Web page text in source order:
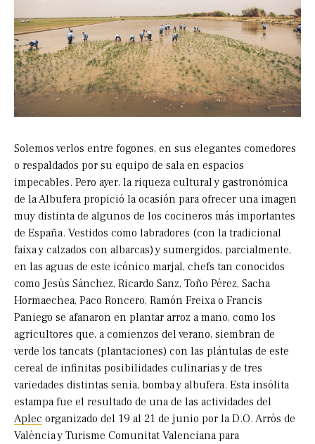
Solemos verlos entre fogones, en sus elegantes comedores
o respaldados por su equipo de sala en espacios
impecables. Pero ayer, la riqueza cultural y gastronómica
de la Albufera propició la ocasión para ofrecer una imagen
muy distinta de algunos de los cocineros más importantes
de España. Vestidos como labradores (con la tradicional
faixa y calzados con albarcas) y sumergidos, parcialmente,
en las aguas de este icónico marjal, chefs tan conocidos
como Jesús Sánchez, Ricardo Sanz, Toño Pérez, Sacha
Hormaechea, Paco Roncero, Ramón Freixa o Francis
Paniego se afanaron en plantar arroz a mano, como los
agricultores que, a comienzos del verano, siembran de
verde los tancats (plantaciones) con las plántulas de este
cereal de infinitas posibilidades culinarias y de tres
variedades distintas senia, bomba y albufera. Esta insólita
estampa fue el resultado de una de las actividades del
Aplec organizado del 19 al 21 de junio por la D.O. Arròs de
València y Turisme Comunitat Valenciana para